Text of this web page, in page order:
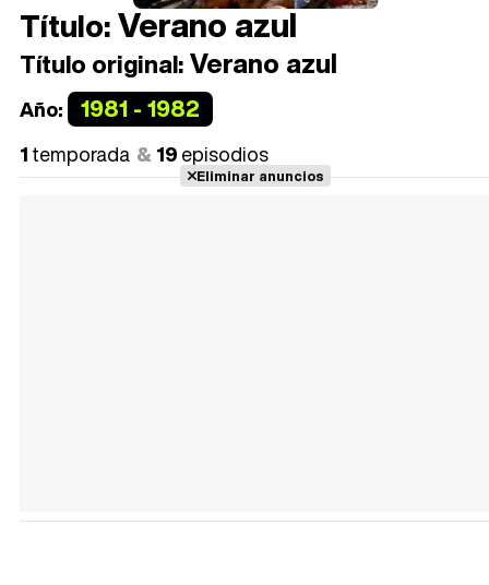
Título:Verano azul
Título original:Verano azul
Año: 1981 - 1982
1temporada 19episodios
Eliminar anuncios